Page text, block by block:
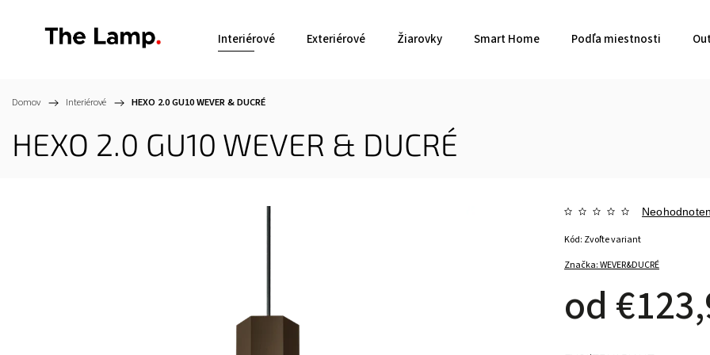
Interiérové Exteriérové Žiarovky Smart Home Podľa miestnosti
Domov / Interiérové / HEXO 2.0 GU10WEVER & DUCRÉ
HEXO 2.0 GU10 WEVER & DUCRÉ
Značka:WEVER&DUCRÉ
od
Kód: Zvoľte variant